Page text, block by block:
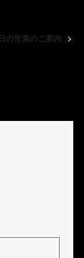
の営業のご案内